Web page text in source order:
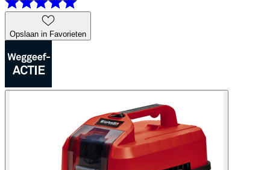
Opslaan in Favorieten